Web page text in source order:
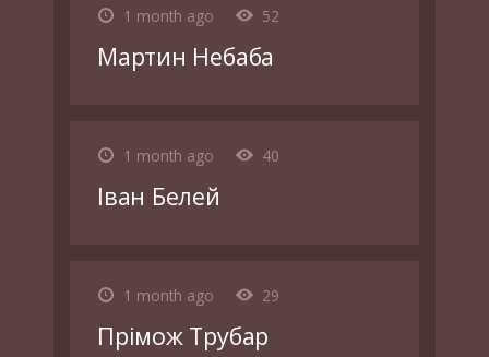
1 month ago 52
Мартин Небаба
1 month ago 40
Іван Белей
1 month ago 29
Прімож Трубар